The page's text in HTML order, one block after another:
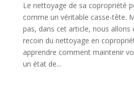
Le nettoyage de sa copropriété
comme un véritable casse-tête.
pas, dans cet article, nous allons
recoin du nettoyage en
apprendre comment maintenir
un état de...